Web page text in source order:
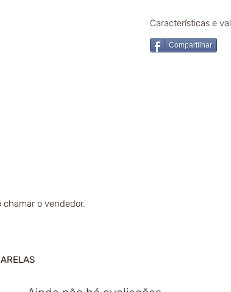
chamar o vendedor.
Características e
Compartilhar